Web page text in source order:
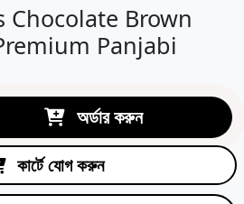
Chocolate Brown
Panjabi
অর্ডার করুন
কার্টে যোগ করুন